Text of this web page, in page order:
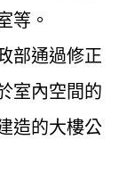
等。
部通過修正
室內空間的
造的大樓公